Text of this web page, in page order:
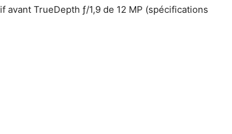
avant TrueDepth ƒ/1,9 de 12 MP (spécifications